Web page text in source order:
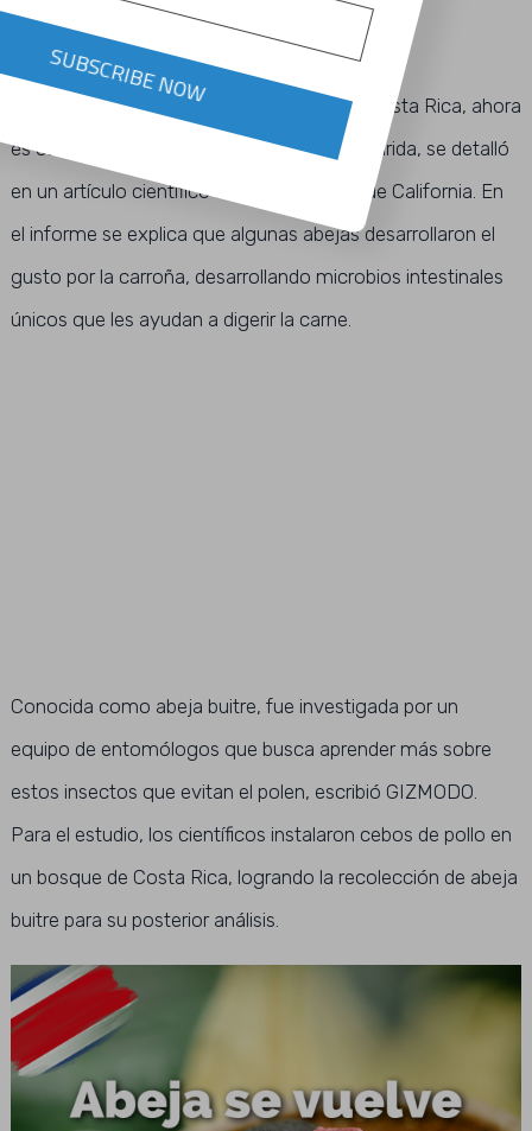
ABEJA CARNIVORA
Una extraña especie de abeja tropical en Costa Rica, ahora
es carnívora: cambió el polen por carne podrida, se detalló
en un artículo científico de la Universidad de California. En
el informe se explica que algunas abejas desarrollaron el
gusto por la carroña, desarrollando microbios intestinales
únicos que les ayudan a digerir la carne.
Conocida como abeja buitre, fue investigada por un
equipo de entomólogos que busca aprender más sobre
estos insectos que evitan el polen, escribió GIZMODO.
Para el estudio, los científicos instalaron cebos de pollo en
un bosque de Costa Rica, logrando la recolección de abeja
buitre para su posterior análisis.
SUBSCRIBE NOW